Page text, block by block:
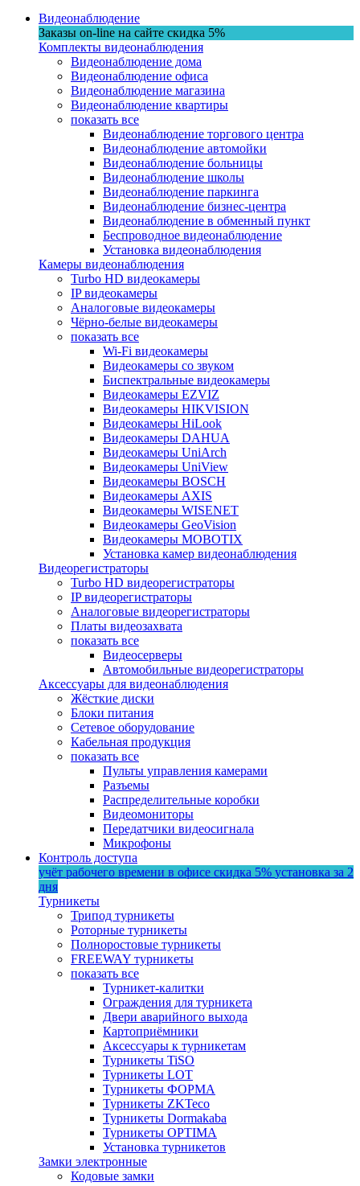
Видеонаблюдение
Заказы on-line на сaйте скидка 5%
Комплекты видеонаблюдения
Видеонаблюдение дома
Видеонаблюдение офиса
Видеонаблюдение магазина
Видеонаблюдение квартиры
показать все
Видеонаблюдение торгового центра
Видеонаблюдение автомойки
Видеонаблюдение больницы
Видеонаблюдение школы
Видеонаблюдение паркинга
Видеонаблюдение бизнес-центра
Видеонаблюдение в обменный пункт
Беспроводное видеонаблюдение
Установка видеонаблюдения
Камеры видеонаблюдения
Turbo HD видеокамеры
IP видеокамеры
Аналоговые видеокамеры
Чёрно-белые видеокамеры
показать все
Wi-Fi видеокамеры
Видеокамеры со звуком
Биспектральные видеокамеры
Видеокамеры EZVIZ
Видеокамеры HIKVISION
Видеокамеры HiLook
Видеокамеры DAHUA
Видеокамеры UniArch
Видеокамеры UniView
Видеокамеры BOSCH
Видеокамеры AXIS
Видеокамеры WISENET
Видеокамеры GeoVision
Видеокамеры MOBOTIX
Установка камер видеонаблюдения
Видеорегистраторы
Turbo HD видеорегистраторы
IP видеорегистраторы
Аналоговые видеорегистраторы
Платы видеозахвата
показать все
Видеосерверы
Автомобильные видеорегистраторы
Аксессуары для видеонаблюдения
Жёсткие диски
Блоки питания
Сетевое оборудование
Кабельная продукция
показать все
Пульты управления камерами
Разъемы
Распределительные коробки
Видеомониторы
Передатчики видеосигнала
Микрофоны
Контроль доступа
учёт рабочего времени в офисе скидка 5% установка за 2
дня
Турникеты
Трипод турникеты
Роторные турникеты
Полноростовые турникеты
FREEWAY турникеты
показать все
Турникет-калитки
Ограждения для турникета
Двери аварийного выхода
Картоприёмники
Аксессуары к турникетам
Турникеты TiSO
Турникеты LOT
Турникеты ФОРМА
Турникеты ZKTeco
Турникеты Dormakaba
Турникеты OPTIMA
Установка турникетов
Замки электронные
Кодовые замки